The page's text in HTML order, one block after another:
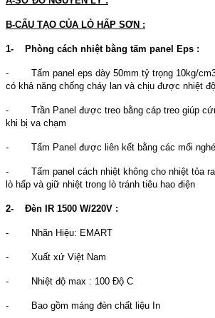
B-CẤU TẠO CỦA LÒ HẤP SƠN :
1- Phòng cách nhiệt bằng tấm panel Eps :
- Tấm panel eps dày 50mm tỷ trọng 10kg/cm3
có khả năng chống cháy lan và chịu được nhiệt
- Trần Panel được treo bằng cáp treo giúp
khi bị va chạm
- Tấm Panel được liên kết bằng các mối
- Tấm panel cách nhiệt không cho nhiệt tỏa ra
lò hấp và giữ nhiệt trong lò tránh tiêu hao điện
2- Đèn IR 1500 W/220V :
- Nhãn Hiệu: EMART
- Xuất xứ Việt Nam
- Nhiệt độ max : 100 Độ C
- Bao gồm máng đèn chất liệu In